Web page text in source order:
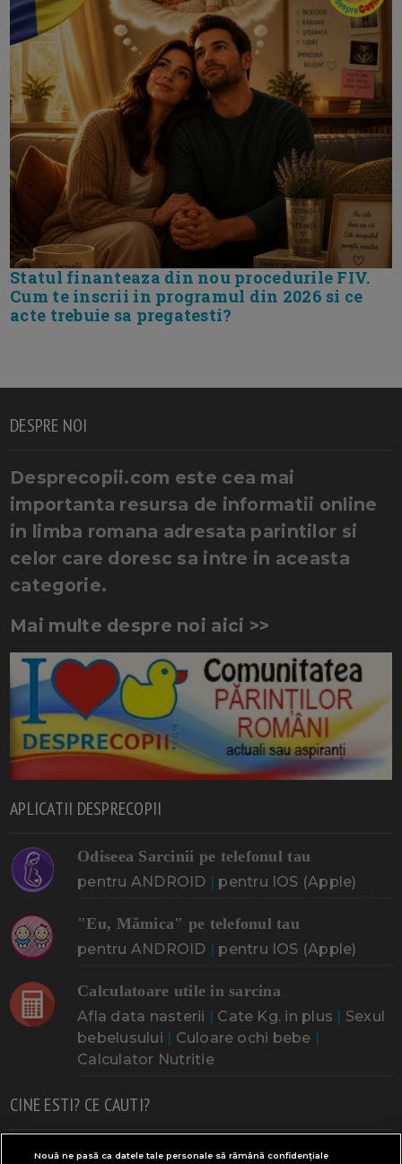
Statul finanteaza din nou procedurile FIV.
Cum te inscrii in programul din 2026 si ce
acte trebuie sa pregatesti?
DESPRE NOI
Desprecopii.com este cea mai
importanta resursa de informatii online
in limba romana adresata parintilor si
celor care doresc sa intre in aceasta
categorie.
Mai multe despre noi aici >>
APLICATII DESPRECOPII
Odiseea Sarcinii pe telefonul tau
pentru ANDROID | pentru IOS (Apple)
"Eu, Mămica" pe telefonul tau
pentru ANDROID | pentru IOS (Apple)
Calculatoare utile in sarcina
Afla data nasterii | Cate Kg. in plus | Sexul
bebelusului | Culoare ochi bebe |
Calculator Nutritie
CINE ESTI? CE CAUTI?
Doresc un copil Adoptia Probleme cu sarcina
Nouă ne pasă ca datele tale personale să rămână confidențiale